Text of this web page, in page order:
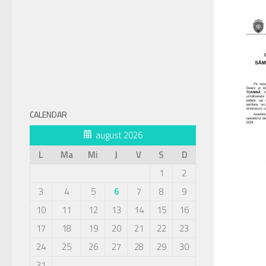
CALENDAR
august 2026
L
Ma Mi J V S
D
1
2
3
4 5 6 7 8
9
10
11 12 13 14 15
16
17
18 19 20 21 22
23
24
25 26 27 28 29
30